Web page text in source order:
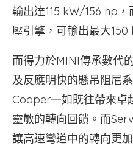
輸出達115 kW/156 hp
壓引擎，可輸出最大
而得力於MINI傳承數代
及反應明快的懸吊阻尼
Cooper一如既往帶來卓
靈敏的轉向回饋。而
讓高速彎道中的轉向更